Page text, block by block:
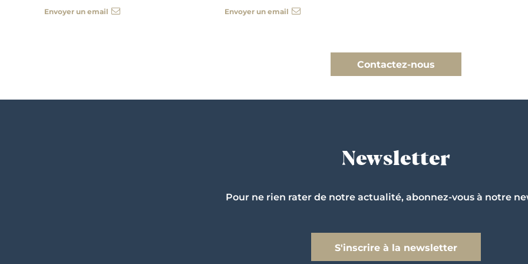
Envoyer un email
Envoyer un email
Contactez-nous
Newsletter
Pour ne rien rater de notre actualité, abonnez-vous à notre
S'inscrire à la newsletter